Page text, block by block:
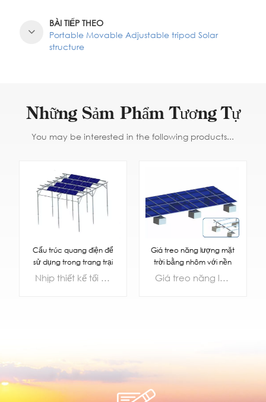
BÀI TIẾP THEO
Portable Movable Adjustable tripod Solar
structure
Những Sảm Phẩm Tương Tự
You may be interested in the following products...
Cấu trúc quang điện để
sử dụng trong trang trại
nông nghiệp
Nhịp thiết kế tối đa có thể đạt tới 6m, dễ dàng vận hành máy móc nông nghiệp lớn. Theo điều kiện địa lý của trang trại, sơ đồ bố trí có thể linh hoạt đối phó với các điều kiện truyền ánh sáng của các loại cây trồng khác nhau, có thể đáp ứng nhu cầu chiếu xạ mặt trời của cây trồng và không ảnh hưởng đến việc phát điện của nhà máy điện trên tiền đề đảm bảo năng suất của cây trồng.
TÌM HIỂU
Giá treo năng lượng mặt
trời bằng nhôm với nền
bê tông
Giá treo năng lượng mặt trời bằng nhôm với nền bê tông